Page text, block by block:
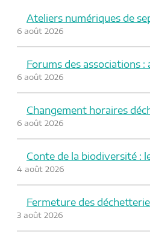
Ateliers numériques de
6 août 2026
Forums des associations :
6 août 2026
Changement horaires
6 août 2026
Conte de la biodiversité :
4 août 2026
Fermeture des
3 août 2026